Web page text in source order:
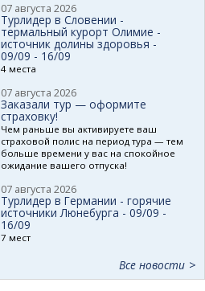
07 августа 2026
Турлидер в Словении -
термальный курорт Олимие -
источник долины здоровья -
09/09 - 16/09
4 места
07 августа 2026
Заказали тур — оформите
страховку!
Чем раньше вы активируете ваш
страховой полис на период тура — тем
больше времени у вас на спокойное
ожидание вашего отпуска!
07 августа 2026
Турлидер в Германии - горячие
источники Люнебурга - 09/09 -
16/09
7 мест
Все новости